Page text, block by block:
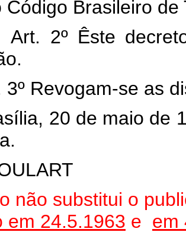
Código Brasileiro de
Êste decreto
se as
20 de maio de
não substitui o
em 24.5.1963 e em